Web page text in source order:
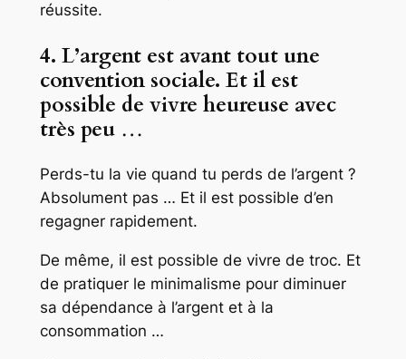
réussite.
4. L’argent est avant tout une
convention sociale. Et il est
possible de vivre heureuse avec
très peu…
Perds-tu la vie quand tu perds de l’argent ?
Absolument pas … Et il est possible d’en
regagner rapidement.
De même, il est possible de vivre de troc. Et
de pratiquer le minimalisme pour diminuer
sa dépendance à l’argent et à la
consommation …